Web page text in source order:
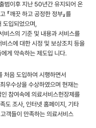
범이후 지난 50년간 유지되어 온
『깨끗 하고 공정한 정부』를
도입되었으며,
비스의 기준 및 내용과 서비스를
스에 대한 시정 및 보상조치 등을
게 약속하는 제도입 니다.
처음 도입하여 시행하면서
우수상을 수상하였으며 현재는
참여속에 의료서비스헌장제를
도 조사, 인터넷 홈페이지, 기타
객들이 만족하는 의료서비스